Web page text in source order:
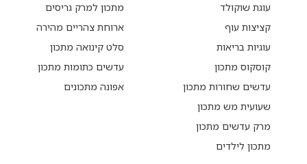
עוגת שוקולד
קציצות עוף
עוגיות בריאות
קוסקוס מתכון
עדשים שחורות מתכון
שעועית מש מתכון
מרק עדשים מתכון
מתכון לילדים
מתכון למרק גריסים
ארוחת צהריים מהירה
סלט קינואה מתכון
עדשים כתומות מתכון
אפונה מתכונים